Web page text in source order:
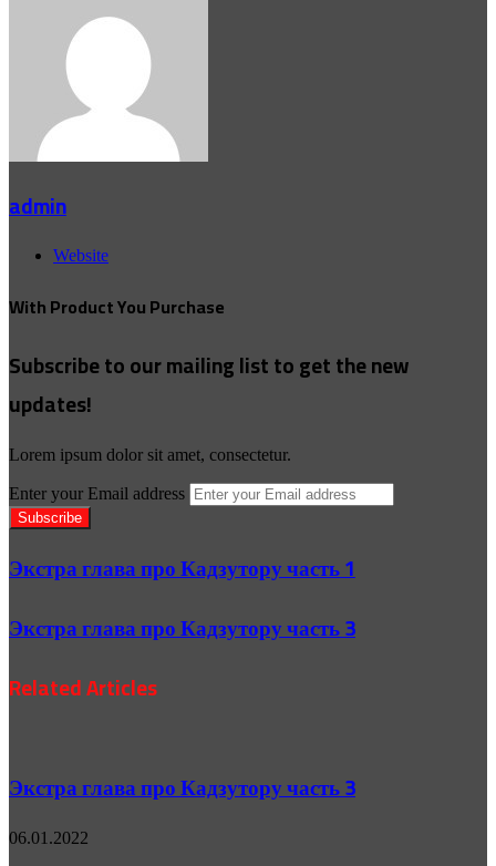
admin
Website
With Product You Purchase
Subscribe to our mailing list to get the new
updates!
Lorem ipsum dolor sit amet, consectetur.
Enter your Email address
Экстра глава про Кадзутору часть 1
Экстра глава про Кадзутору часть 3
Related Articles
Экстра глава про Кадзутору часть 3
06.01.2022